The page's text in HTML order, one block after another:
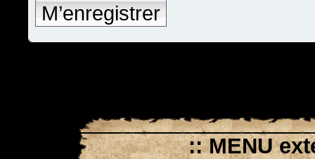
M’enregistrer
:: MENU